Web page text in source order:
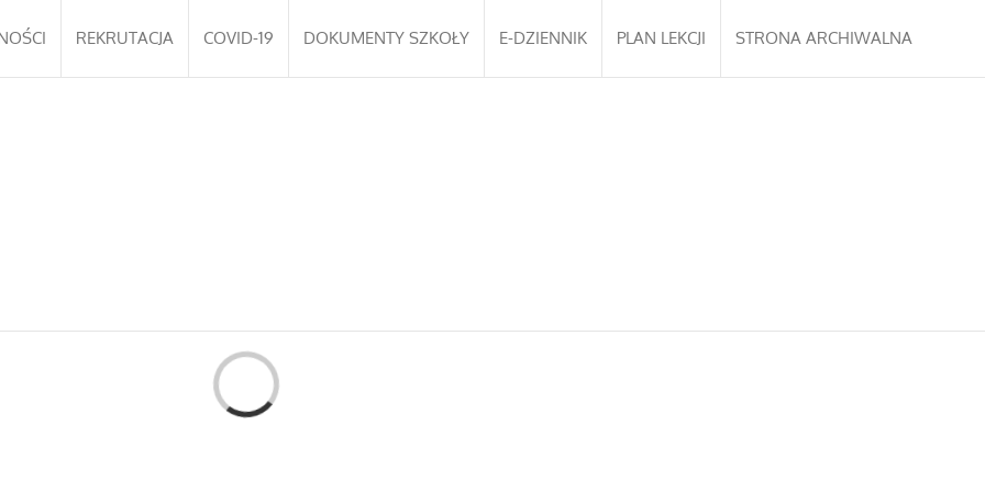
REKRUTACJA COVID-19 DOKUMENTY SZKOŁY E-DZIENNIK PLAN LEKCJI STRONA ARCHIWALNA
Loading...